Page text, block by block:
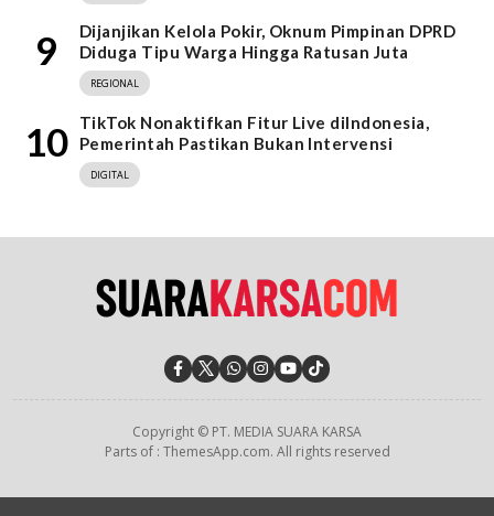
9
Dijanjikan Kelola Pokir, Oknum Pimpinan DPRD
Diduga Tipu Warga Hingga Ratusan Juta
REGIONAL
10
TikTok Nonaktifkan Fitur Live diIndonesia,
Pemerintah Pastikan Bukan Intervensi
DIGITAL
Copyright © PT. MEDIA SUARA KARSA
Parts of : ThemesApp.com. All rights reserved